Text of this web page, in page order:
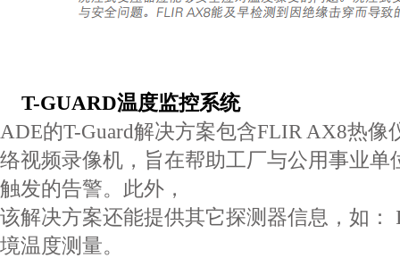
T-GUARD温度监控系统
ADE的T-Guard解决方案包含FLIR AX8热像
络视频录像机，旨在帮助工厂与公用事业单
触发的告警。此外，
该解决方案还能提供其它探测器信息，如：
境温度测量。